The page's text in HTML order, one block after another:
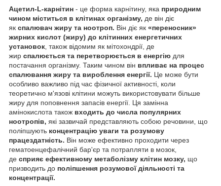
Ацетил-L-карнітин - це форма карнітину, яка природним
чином міститься в клітинах організму, де він діє
як спалювач жиру та ноотроп. Він діє як «переносник»
жирних кислот (жиру) до клітинних енергетичних
установок , також відомим як мітохондрії, де
жир спалюється та перетворюється в енергію для
постачання організму. Таким чином він впливає на процес
спалювання жиру та вироблення енергії. Це може бути
особливо важливо під час фізичної активності, коли
теоретично м'язові клітини можуть використовувати більше
жиру для поповнення запасів енергії. Ця замінна
амінокислота також входить до числа популярних
ноотропів, які зазвичай представляють собою речовини, що
поліпшують концентрацію уваги та розумову
працездатність. Він може ефективно проходити через
гематоенцефалічний бар'єр та потрапляти в мозок,
де сприяє ефективному метаболізму клітин мозку, що
призводить до поліпшення розумової діяльності та
концентрації.